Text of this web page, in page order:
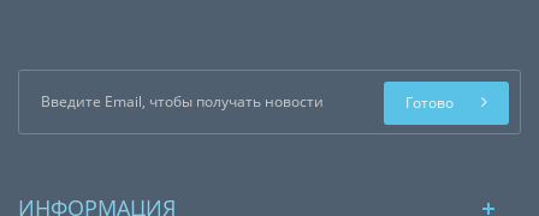
Готово
ИНФОРМАЦИЯ